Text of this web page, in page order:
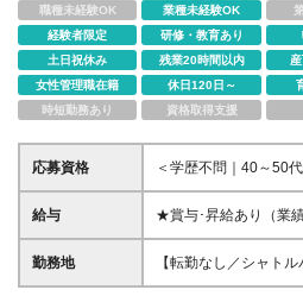
職種未経験OK 業種未経験OK
経験者限定
研修・教育あり
土日祝休み
残業20時間以内
女性管理職在籍
休日120日～
時短勤務あり
資格取得支援
応募資格
＜学歴不問｜40～50
ます＞ ◆PCを使った
不問） └事務の職種で
です≫ ◎日々のルーティン業務を「正確」「丁寧」
に対応できる方 ◎神
給与
★賞与･昇給あり（業
ョン検査全額補助など嬉しい
28万円＋交通費全額支給 ※経験や能力、前職
勤務地
【転勤なし／シャトルバスあり】
津区坂戸3-2-1 かなが